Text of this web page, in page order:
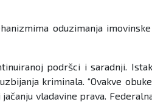
oduzimanja
podršci i saradnji.
kriminala. “Ovakve
vladavine prava.